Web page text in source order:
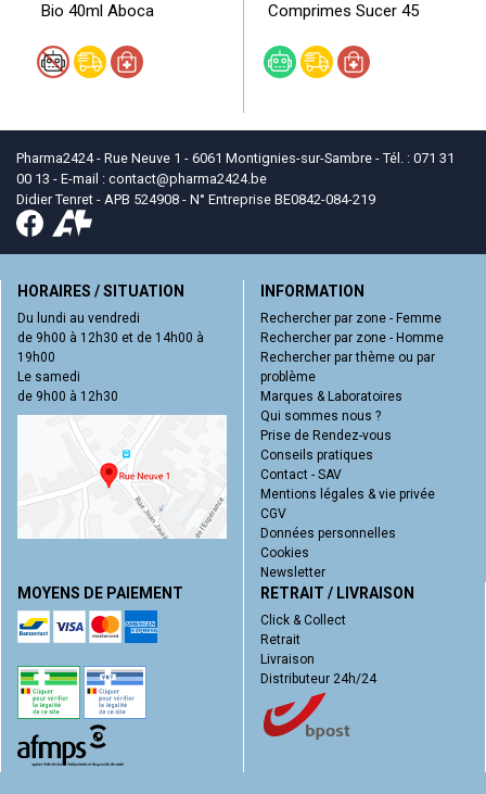
Bio 40ml Aboca
Comprimes Sucer 45
Pharma2424 - Rue Neuve 1 - 6061 Montignies-sur-Sambre - Tél. : 071 31
00 13 - E-mail : contact@pharma2424.be
Didier Tenret - APB 524908 - N° Entreprise BE0842-084-219
HORAIRES / SITUATION
Du lundi au vendredi
de 9h00 à 12h30 et de 14h00 à
19h00
Le samedi
de 9h00 à 12h30
INFORMATION
Rechercher par zone - Femme
Rechercher par zone - Homme
Rechercher par thème ou par
problème
Marques & Laboratoires
Qui sommes nous ?
Prise de Rendez-vous
Conseils pratiques
Contact - SAV
Mentions légales & vie privée
CGV
Données personnelles
Cookies
Newsletter
MOYENS DE PAIEMENT RETRAIT / LIVRAISON
Click & Collect
Retrait
Livraison
Distributeur 24h/24